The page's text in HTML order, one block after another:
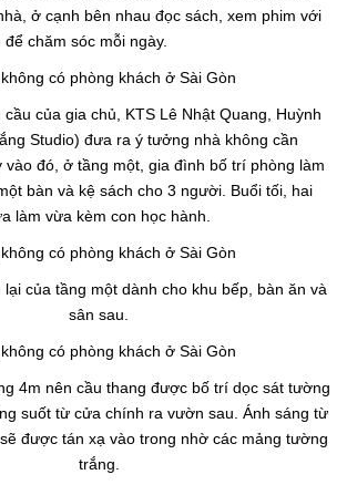
ở cạnh bên nhau đọc sách, xem phim với
chăm sóc mỗi ngày.
của gia chủ, KTS Lê Nhật Quang, Huỳnh
Studio) đưa ra ý tưởng nhà không cần
vào đó, ở tầng một, gia đình bố trí phòng làm
bàn và kệ sách cho 3 người. Buổi tối, hai
làm vừa kèm con học hành.
lại của tầng một dành cho khu bếp, bàn ăn và
sân sau.
4m nên cầu thang được bố trí dọc sát tường
suốt từ cửa chính ra vườn sau. Ánh sáng từ
được tán xạ vào trong nhờ các mảng tường
trắng.